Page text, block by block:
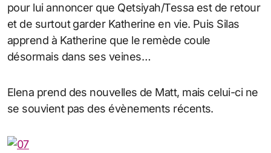
pour lui annoncer que Qetsiyah/Tessa est de retour
et de surtout garder Katherine en vie. Puis Silas
apprend à Katherine que le remède coule
désormais dans ses veines…
Elena prend des nouvelles de Matt, mais celui-ci ne
se souvient pas des évènements récents.